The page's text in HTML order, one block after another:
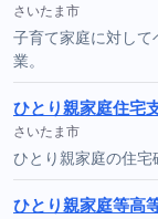
さいたま市
子育て家庭に対し
業。
ひとり親家庭住宅
さいたま市
ひとり親家庭の住宅
ひとり親家庭等高